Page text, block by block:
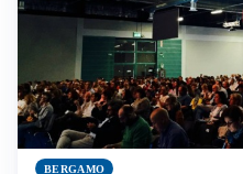
BERGAMO